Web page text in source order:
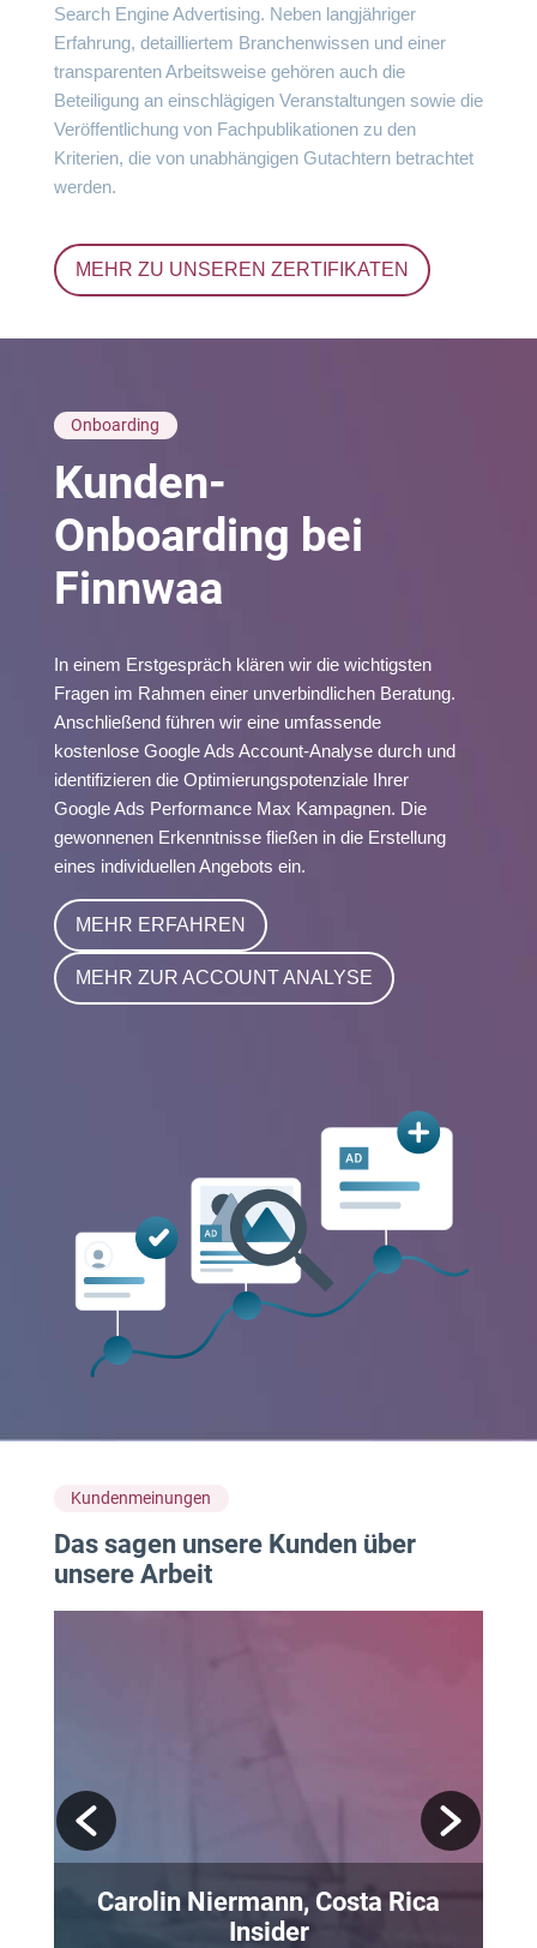
Search Engine Advertising. Neben langjähriger
Erfahrung, detailliertem Branchenwissen und einer
transparenten Arbeitsweise gehören auch die
Beteiligung an einschlägigen Veranstaltungen sowie die
Veröffentlichung von Fachpublikationen zu den
Kriterien, die von unabhängigen Gutachtern betrachtet
werden.
MEHR ZU UNSEREN ZERTIFIKATEN
Onboarding
Kunden-
Onboarding bei
Finnwaa
In einem Erstgespräch klären wir die wichtigsten
Fragen im Rahmen einer unverbindlichen Beratung.
Anschließend führen wir eine umfassende
kostenlose Google Ads Account-Analyse durch und
identifizieren die Optimierungspotenziale Ihrer
Google Ads Performance Max Kampagnen. Die
gewonnenen Erkenntnisse fließen in die Erstellung
eines individuellen Angebots ein.
MEHR ERFAHREN
MEHR ZUR ACCOUNT ANALYSE
Kundenmeinungen
Das sagen unsere Kunden über
unsere Arbeit
Solveig Homeyer, W+M
Weissensee Metallwaren